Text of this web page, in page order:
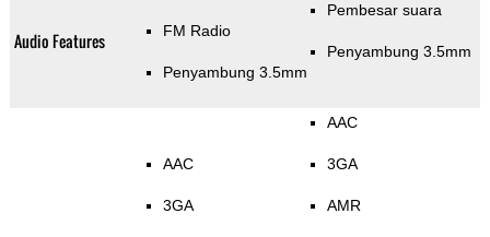
Audio Features FM Radio
Penyambung 3.5mm
Pembesar suara
Penyambung 3.5mm
AAC
3GA
AAC
3GA
AMR